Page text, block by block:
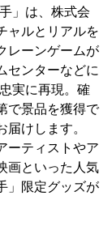
」は、株式会
ャルとリアルを
レーンゲームが
センターなどに
実に再現。確
で景品を獲得で
けします。
ーティストやア
画といった人気
」限定グッズが